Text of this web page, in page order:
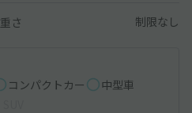
重さ 制限なし
コンパクトカー
中型車